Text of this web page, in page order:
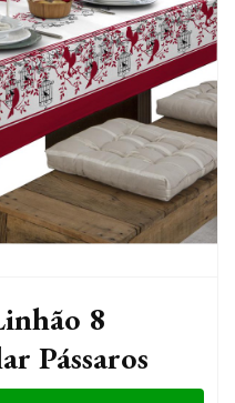
8
Pássaros